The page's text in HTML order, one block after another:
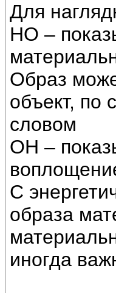
Для
НО –
Образ
объект, по
словом
ОН –
С
образа
иногда